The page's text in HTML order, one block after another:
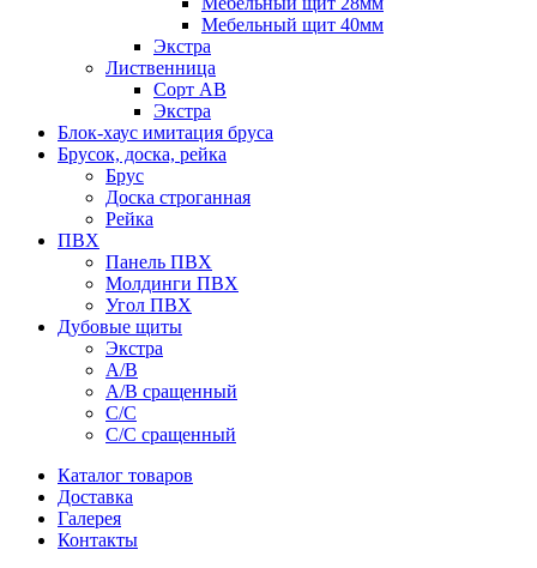
Мебельный щит 40мм
Экстра
Лиственница
Сорт АВ
Экстра
Блок-хаус имитация бруса
Брусок, доска, рейка
Брус
Доска строганная
Рейка
ПВХ
Панель ПВХ
Молдинги ПВХ
Угол ПВХ
Дубовые щиты
Экстра
А/В
А/В сращенный
С/С
С/С сращенный
Каталог товаров
Доставка
Галерея
Контакты